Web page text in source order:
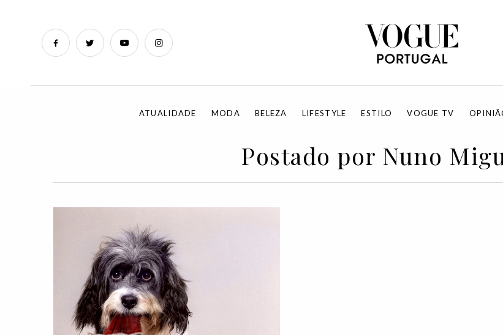
ATUALIDADE MODA BELEZA LIFESTYLE ESTILO VOGUE TV
Postado por Nuno